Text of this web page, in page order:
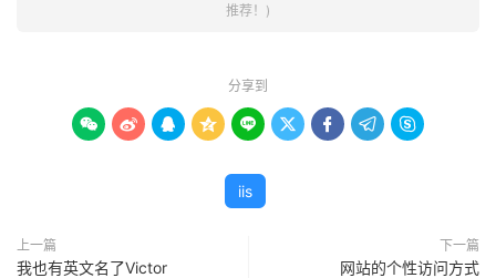
推荐！)
分享到
        
iis
上一篇
我也有英文名了Victor
下一篇
网站的个性访问方式